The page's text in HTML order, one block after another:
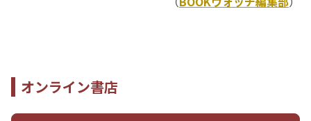
オンライン書店